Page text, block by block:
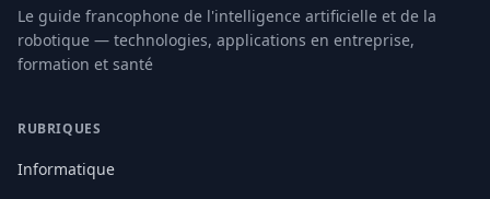
Le guide francophone de l'intelligence artificielle et de la
robotique — technologies, applications en entreprise,
formation et santé
RUBRIQUES
Informatique